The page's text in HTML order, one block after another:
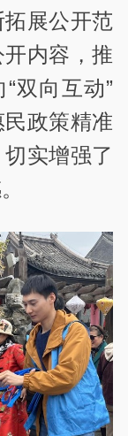
展公开范
内容，推
双向互动”
政策精准
实增强了